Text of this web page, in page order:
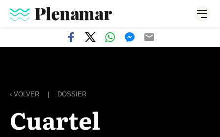
‹ VOLVER DOSSIER
Cuartel